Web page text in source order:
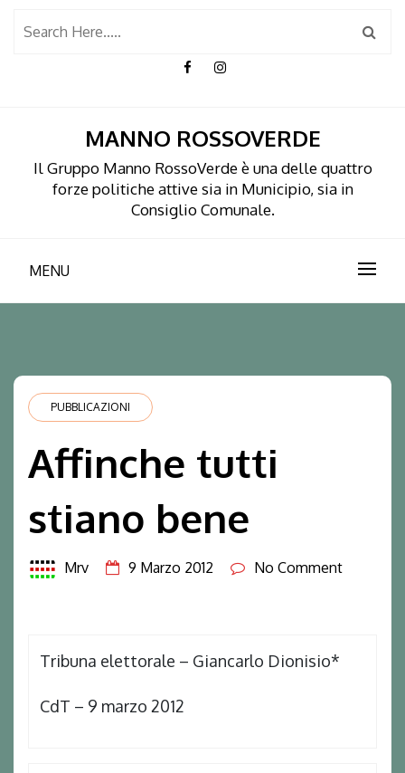
MANNO ROSSOVERDE
Il Gruppo Manno RossoVerde è una delle quattro
forze politiche attive sia in Municipio, sia in
Consiglio Comunale.
MENU
PUBBLICAZIONI
Affinche tutti
stiano bene
Mrv 9 Marzo 2012 No Comment
Tribuna elettorale – Giancarlo Dionisio*
CdT – 9 marzo 2012